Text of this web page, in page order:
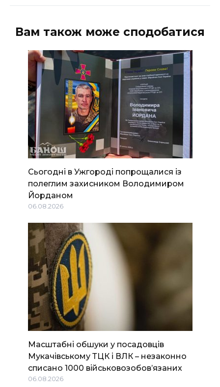
Вам також може сподобатися
Сьогодні в Ужгороді попрощалися із
полеглим захисником Володимиром
Йорданом
06.08.2026
Масштабні обшуки у посадовців
Мукачівському ТЦК і ВЛК – незаконно
списано 1000 військовозобов’язаних
06.08.2026